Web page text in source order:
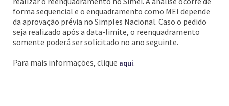
forma sequencial e o enquadramento como MEI depende
da aprovação prévia no Simples Nacional. Caso o pedido
seja realizado após a data-limite, o reenquadramento
somente poderá ser solicitado no ano seguinte.
Para mais informações, clique aqui.